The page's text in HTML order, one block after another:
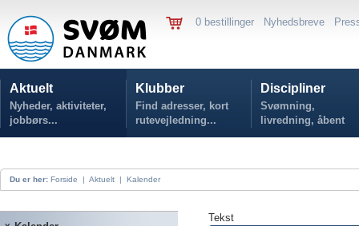
0 bestillinger Nyhedsbreve
Aktuelt
Nyheder, aktiviteter,
jobbørs...
Klubber
Find adresser, kort
rutevejledning...
Discipliner
Svømning,
livredning, åbent
vand...
Du er her: Forside | Aktuelt | Kalender
Tekst